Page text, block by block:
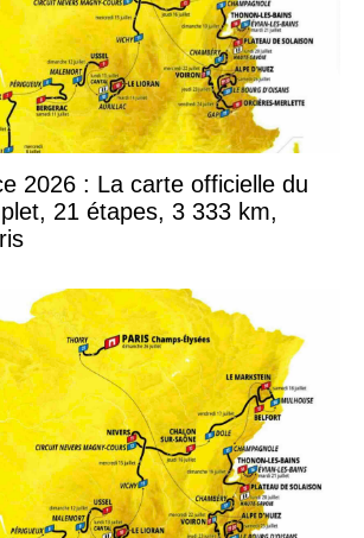
2026 : La carte officielle du
21 étapes, 3 333 km,